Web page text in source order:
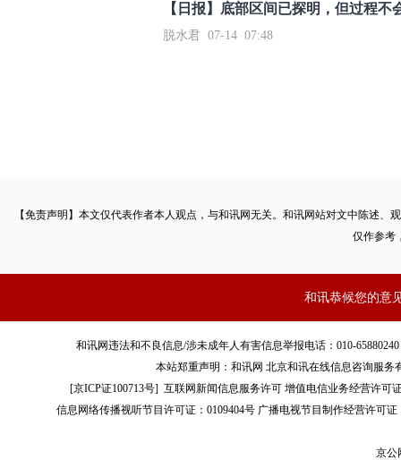
【日报】底部区间已探明，但过程不
脱水君 07-14 07:48
【免责声明】本文仅代表作者本人观点，与和讯网无关。和讯网站对文中陈述
仅作参考
和讯恭候您的意
和讯网违法和不良信息/涉未成年人有害信息举报电话：010-
本站郑重声明：和讯网 北京和讯在线信息咨询服
[京ICP证100713号]互联网新闻信息服务许可 增值电信业务经营许可
信息网络传播视听节目许可证：0109404号 广播电视节目制作经营许可证
京公